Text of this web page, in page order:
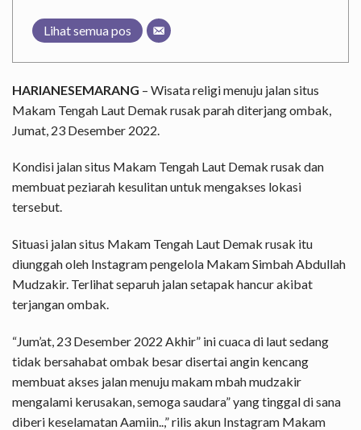
Lihat semua pos
HARIANESEMARANG – Wisata religi menuju jalan situs
Makam Tengah Laut Demak rusak parah diterjang ombak,
Jumat, 23 Desember 2022.
Kondisi jalan situs Makam Tengah Laut Demak rusak dan
membuat peziarah kesulitan untuk mengakses lokasi
tersebut.
Situasi jalan situs Makam Tengah Laut Demak rusak itu
diunggah oleh Instagram pengelola Makam Simbah Abdullah
Mudzakir. Terlihat separuh jalan setapak hancur akibat
terjangan ombak.
“Jum’at, 23 Desember 2022 Akhir” ini cuaca di laut sedang
tidak bersahabat ombak besar disertai angin kencang
membuat akses jalan menuju makam mbah mudzakir
mengalami kerusakan, semoga saudara” yang tinggal di sana
diberi keselamatan Aamiin..,” rilis akun Instagram Makam